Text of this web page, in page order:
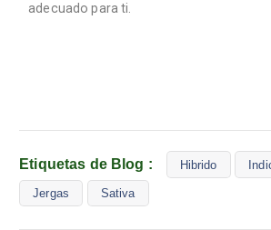
adecuado para ti.
Etiquetas de Blog : Hibrido
Jergas Sativa